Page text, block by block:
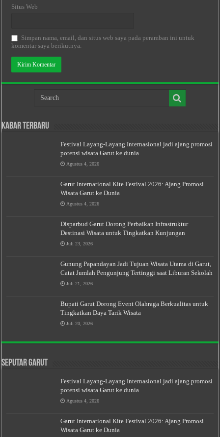
Situs Web
Simpan nama, email, dan situs web saya pada peramban ini untuk
komentar saya berikutnya.
Kabar Terbaru
Festival Layang-Layang Internasional jadi ajang promosi
potensi wisata Garut ke dunia
Agustus 4, 2026
Garut International Kite Festival 2026: Ajang Promosi
Wisata Garut ke Dunia
Agustus 4, 2026
Disparbud Garut Dorong Perbaikan Infrastruktur
Destinasi Wisata untuk Tingkatkan Kunjungan
Juli 23, 2026
Gunung Papandayan Jadi Tujuan Wisata Utama di Garut,
Catat Jumlah Pengunjung Tertinggi saat Liburan Sekolah
Juli 21, 2026
Bupati Garut Dorong Event Olahraga Berkualitas untuk
Tingkatkan Daya Tarik Wisata
Juli 20, 2026
Seputar Garut
Festival Layang-Layang Internasional jadi ajang promosi
potensi wisata Garut ke dunia
Agustus 4, 2026
Garut International Kite Festival 2026: Ajang Promosi
Wisata Garut ke Dunia